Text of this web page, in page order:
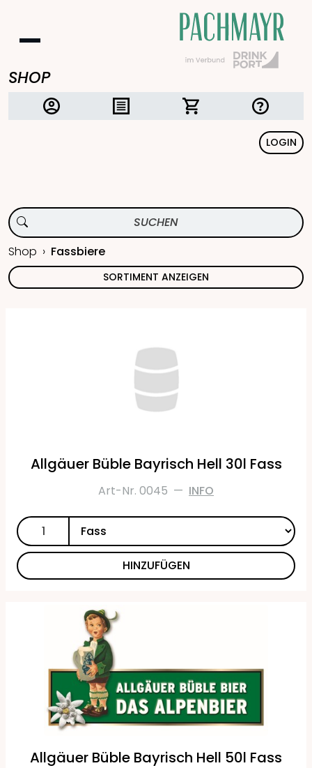
SHOP
LOGIN
Shop Fassbiere
SORTIMENT ANZEIGEN
Allgäuer Büble Bayrisch Hell 30l Fass
Art-Nr. 0045 — INFO
HINZUFÜGEN
Allgäuer Büble Bayrisch Hell 50l Fass